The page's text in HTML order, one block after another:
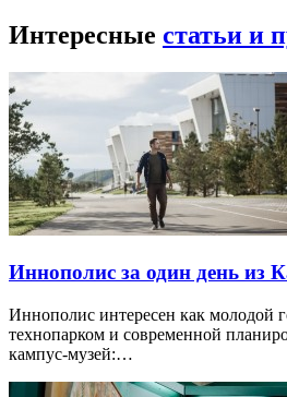
Интересные статьи и
Иннополис за один день из
Иннополис интересен как молодой
технопарком и современной
кампус-музей:…